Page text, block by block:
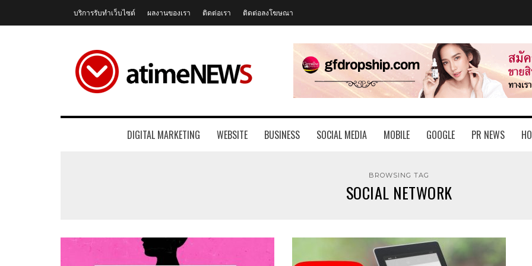
บริการรับทำเว็บไซต์ ผลงานของเรา ติดต่อเรา ติดต่อลงโฆษณา
DIGITAL MARKETING WEBSITE BUSINESS SOCIAL MEDIA MOBILE GOOGLE PR NEWS
BROWSING TAG
SOCIAL NETWORK